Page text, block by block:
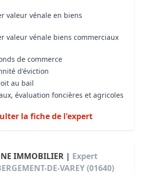
valeur vénale en biens
valeur vénale biens commerciaux
de commerce
d'éviction
au bail
évaluation foncières et agricoles
la fiche de l'expert
IMMOBILIER | Expert
DE-VAREY (01640)